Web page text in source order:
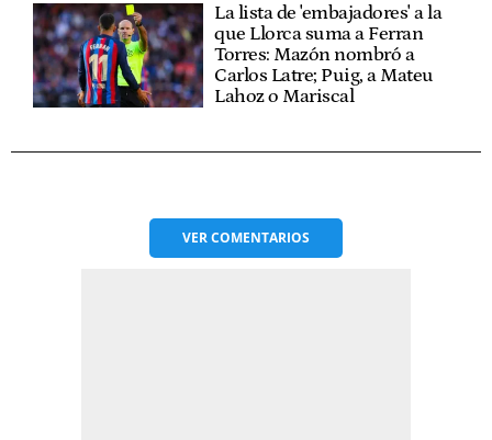
La lista de 'embajadores' a la
que Llorca suma a Ferran
Torres: Mazón nombró a
Carlos Latre; Puig, a Mateu
Lahoz o Mariscal
VERCOMENTARIOS